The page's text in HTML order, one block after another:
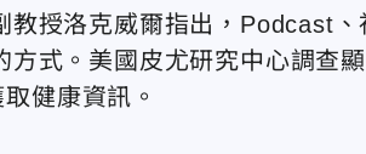
授洛克威爾指出，Podcast、
式。美國皮尤研究中心調查
健康資訊。